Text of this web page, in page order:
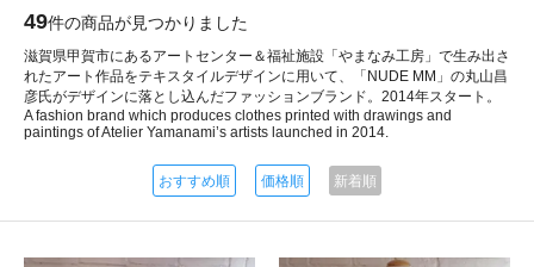
49件の商品が見つかりました
滋賀県甲賀市にあるアートセンター＆福祉施設「やまなみ工房」で生み出さ
れたアート作品をテキスタイルデザインに用いて、「NUDE MM」の丸山昌
彦氏がデザインに落とし込んだファッションブランド。2014年スタート。
A fashion brand which produces clothes printed with drawings and
paintings of Atelier Yamanami’s artists launched in 2014.
おすすめ順 価格順 新着順